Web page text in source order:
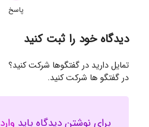
پاسخ
دیدگاه خود را ثبت کنید
تمایل دارید در گفتگوها شرکت کنید؟
در گفتگو ها شرکت کنید.
برای نوشتن دیدگاه باید وارد